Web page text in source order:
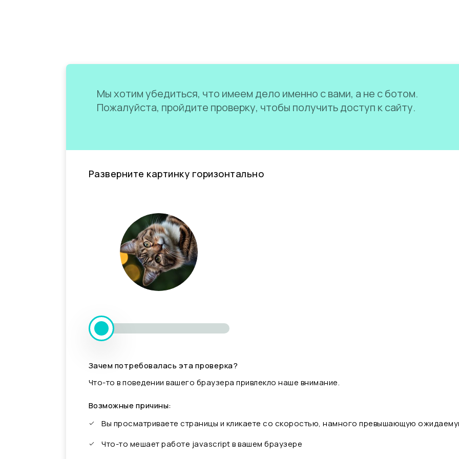
Мы хотим убедиться, что имеем дело именно с вами, а не с ботом.
Пожалуйста, пройдите проверку, чтобы получить доступ к сайту.
Разверните картинку горизонтально
Зачем потребовалась эта проверка?
Что-то в поведении вашего браузера привлекло наше внимание.
Возможные причины:
Вы просматриваете страницы и кликаете со скоростью, намного превышающую
Что-то мешает работе javascript в вашем браузере